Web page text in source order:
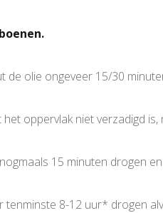
de olie ongeveer 15/30
het oppervlak niet verzadigd
15 minuten drogen
tenminste 8-12 uur* drogen